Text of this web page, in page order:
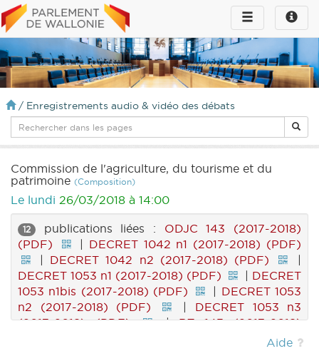
Toggle
infos
Toggle
navigation
/ Enregistrements audio & vidéo des débats
Commission de l'agriculture, du tourisme et du
patrimoine (Composition)
Le lundi 26/03/2018 à 14:00
12 publications liées : ODJC 143 (2017-2018)
(PDF)
| DECRET 1042 n1 (2017-2018) (PDF)
| DECRET 1042 n2 (2017-2018) (PDF)
|
DECRET 1053 n1 (2017-2018) (PDF)
| DECRET
1053 n1bis (2017-2018) (PDF)
| DECRET 1053
n2 (2017-2018) (PDF)
| DECRET 1053 n3
(2017-2018) (PDF)
|BT 143 (2017-2018)
|
Aide